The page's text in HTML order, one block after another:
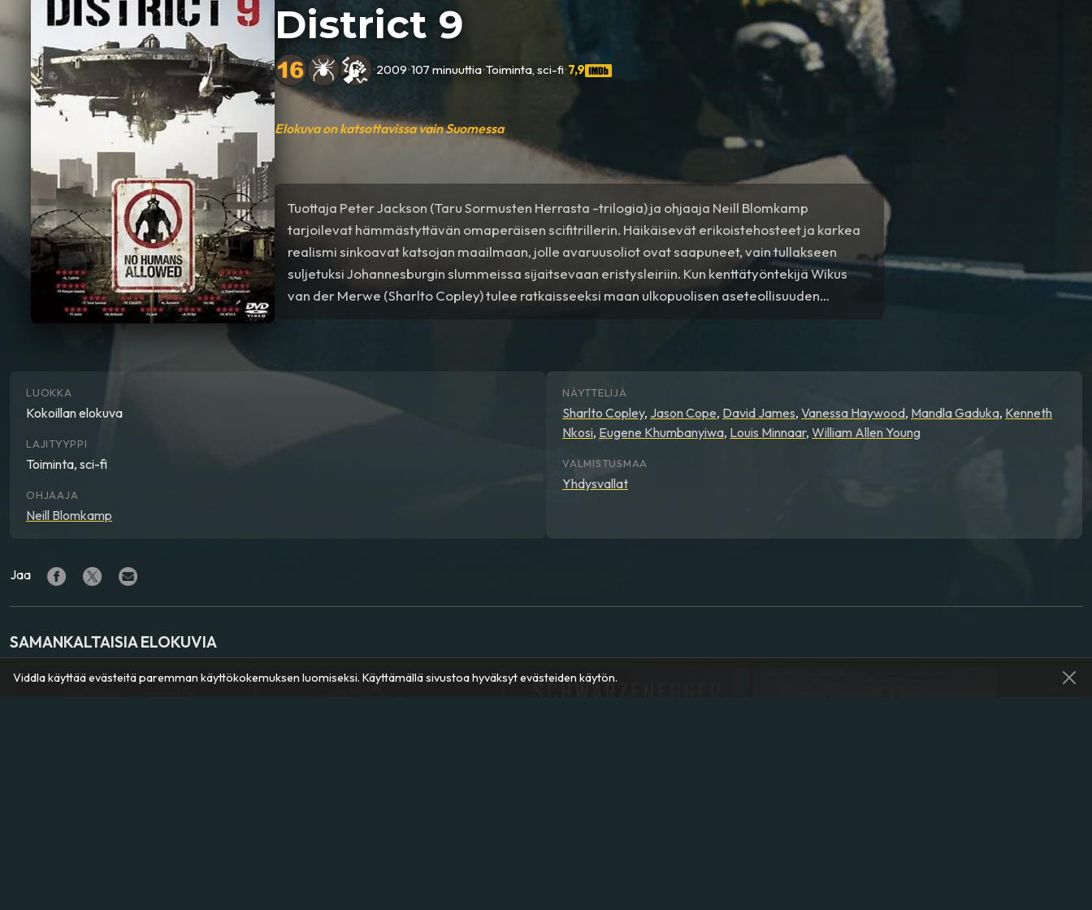
District 9
•2009•107 minuuttia•Toiminta, sci-fi•7,9
Elokuva on katsottavissa vain Suomessa
Tuottaja Peter Jackson (Taru Sormusten Herrasta -trilogia) ja ohjaaja Neill Blomkamp
tarjoilevat hämmästyttävän omaperäisen scifitrillerin. Häikäisevät erikoistehosteet ja karkea
realismi sinkoavat katsojan maailmaan, jolle avaruusoliot ovat saapuneet, vain tullakseen
suljetuksi Johannesburgin slummeissa sijaitsevaan eristysleiriin. Kun kenttätyöntekijä Wikus
van der Merwe (Sharlto Copley) tulee ratkaisseeksi maan ulkopuolisen aseteollisuuden
LUOKKA
Kokoillan elokuva
LAJITYYPPI
Toiminta, sci-fi
OHJAAJA
Neill Blomkamp
NÄYTTELIJÄ
Sharlto Copley, Jason Cope, David James, Vanessa Haywood, Mandla Gaduka, Kenneth
Nkosi, Eugene Khumbanyiwa, Louis Minnaar, William Allen Young
VALMISTUSMAA
Yhdysvallat
Jaa
SAMANKALTAISIA ELOKUVIA
Viddla käyttää evästeitä paremman käyttökokemuksen luomiseksi. Käyttämällä sivustoa hyväksyt evästeiden käytön.